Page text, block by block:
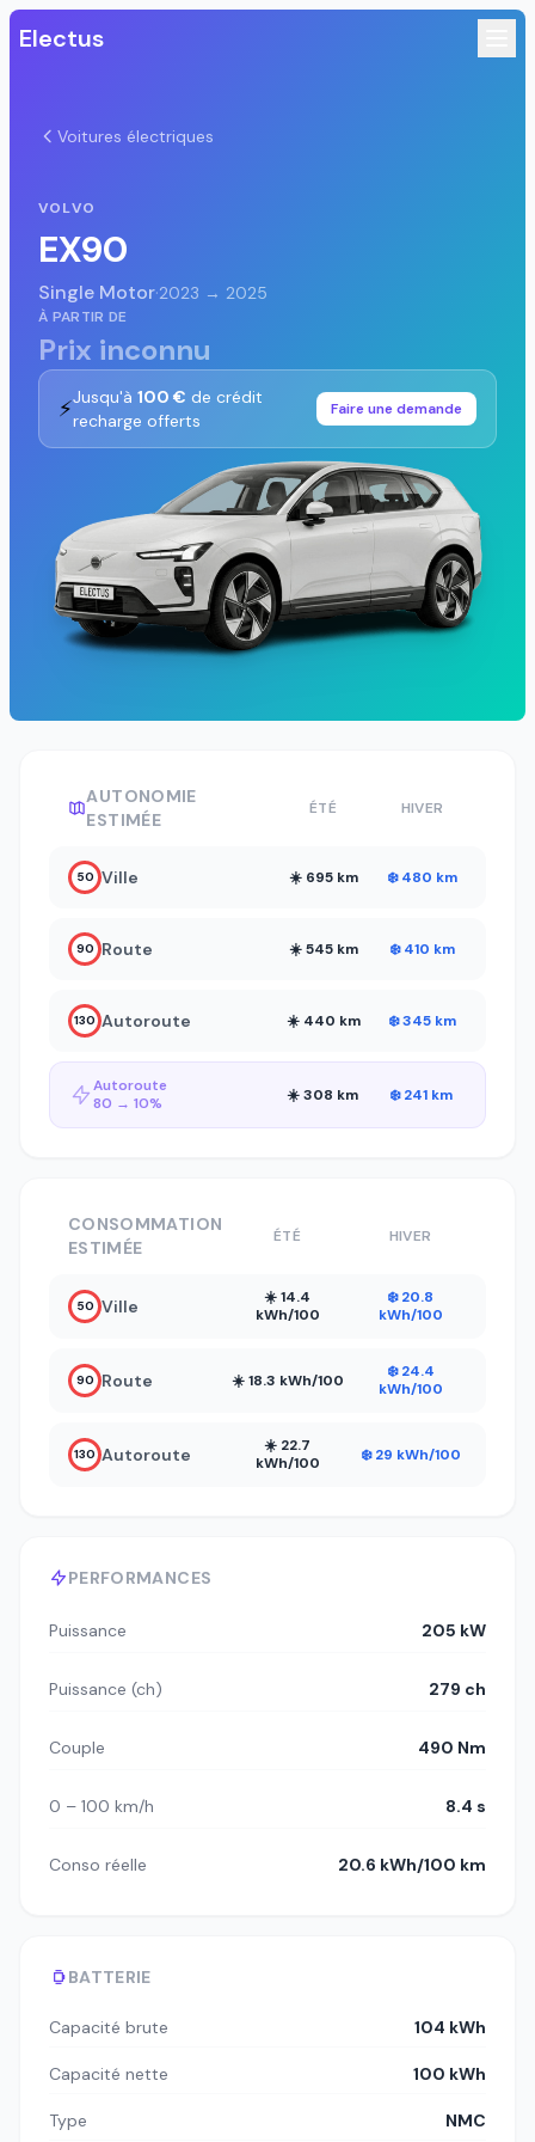
Electus
Voitures électriques
VOLVO
EX90
Single Motor·2023 → 2025
À PARTIR DE
Prix inconnu
⚡Jusqu'à 100 € de crédit
recharge offerts
Faire une demande
AUTONOMIE
ESTIMÉE
ÉTÉ HIVER
50 Ville ☀️ 695 km ❄️ 480 km
90 Route ☀️ 545 km ❄️ 410 km
130 Autoroute ☀️ 440 km ❄️ 345 km
Autoroute
80 → 10%
☀️ 308 km ❄️ 241 km
PERFORMANCES
Puissance 205 kW
Puissance (ch) 279 ch
Couple 490 Nm
0 – 100 km/h 8.4 s
Conso réelle 20.6 kWh/100 km
BATTERIE
Capacité brute 104 kWh
Capacité nette 100 kWh
Type NMC
CONSOMMATION
ESTIMÉE
ÉTÉ HIVER
50 Ville
☀️ 14.4
kWh/100
❄️ 20.8
kWh/100
90 Route ☀️ 18.3 kWh/100
❄️ 24.4
kWh/100
130 Autoroute
☀️ 22.7
kWh/100
❄️ 29 kWh/100